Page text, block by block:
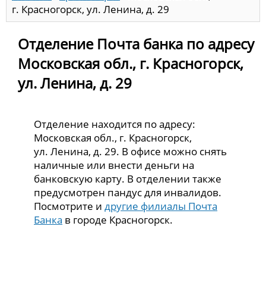
г. Красногорск, ул. Ленина, д. 29
Отделение Почта банка по адресу
Московская обл., г. Красногорск,
ул. Ленина, д. 29
Отделение находится по адресу:
Московская обл., г. Красногорск,
ул. Ленина, д. 29. В офисе можно снять
наличные или внести деньги на
банковскую карту. В отделении также
предусмотрен пандус для инвалидов.
Посмотрите идругие филиалы Почта
Банка в городе Красногорск.